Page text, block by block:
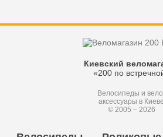
Киевский
«200 по
Велосипеды и
аксессуары в Киеве
© 2005 – 2026